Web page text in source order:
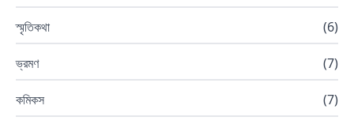
স্মৃতিকথা (6)
ভ্রমণ (7)
কমিকস (7)